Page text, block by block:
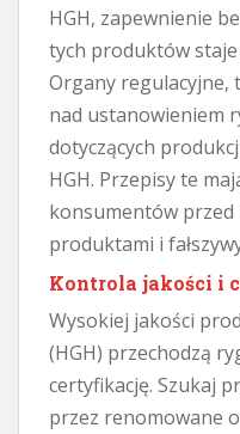
HGH, zapewnienie
tych produktów
Organy regulacyjne,
nad ustanowieniem
dotyczących
HGH. Przepisy te
konsumentów przed
produktami i
Kontrola jakości i
Wysokiej jakości
(HGH) przechodzą
certyfikację. Szukaj
przez renomowane